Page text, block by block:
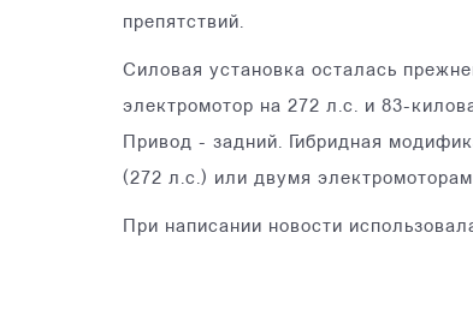
препятствий.
Силовая установка осталась
электромотор на 272 л.с. и 83-
Привод - задний. Гибридная
(272 л.с.) или двумя
При написании новости